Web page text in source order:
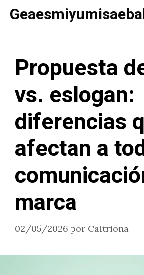
Saltar
Propuesta
vs. eslogan:
diferencias
afectan a
marca
02/05/2026 por Caitriona